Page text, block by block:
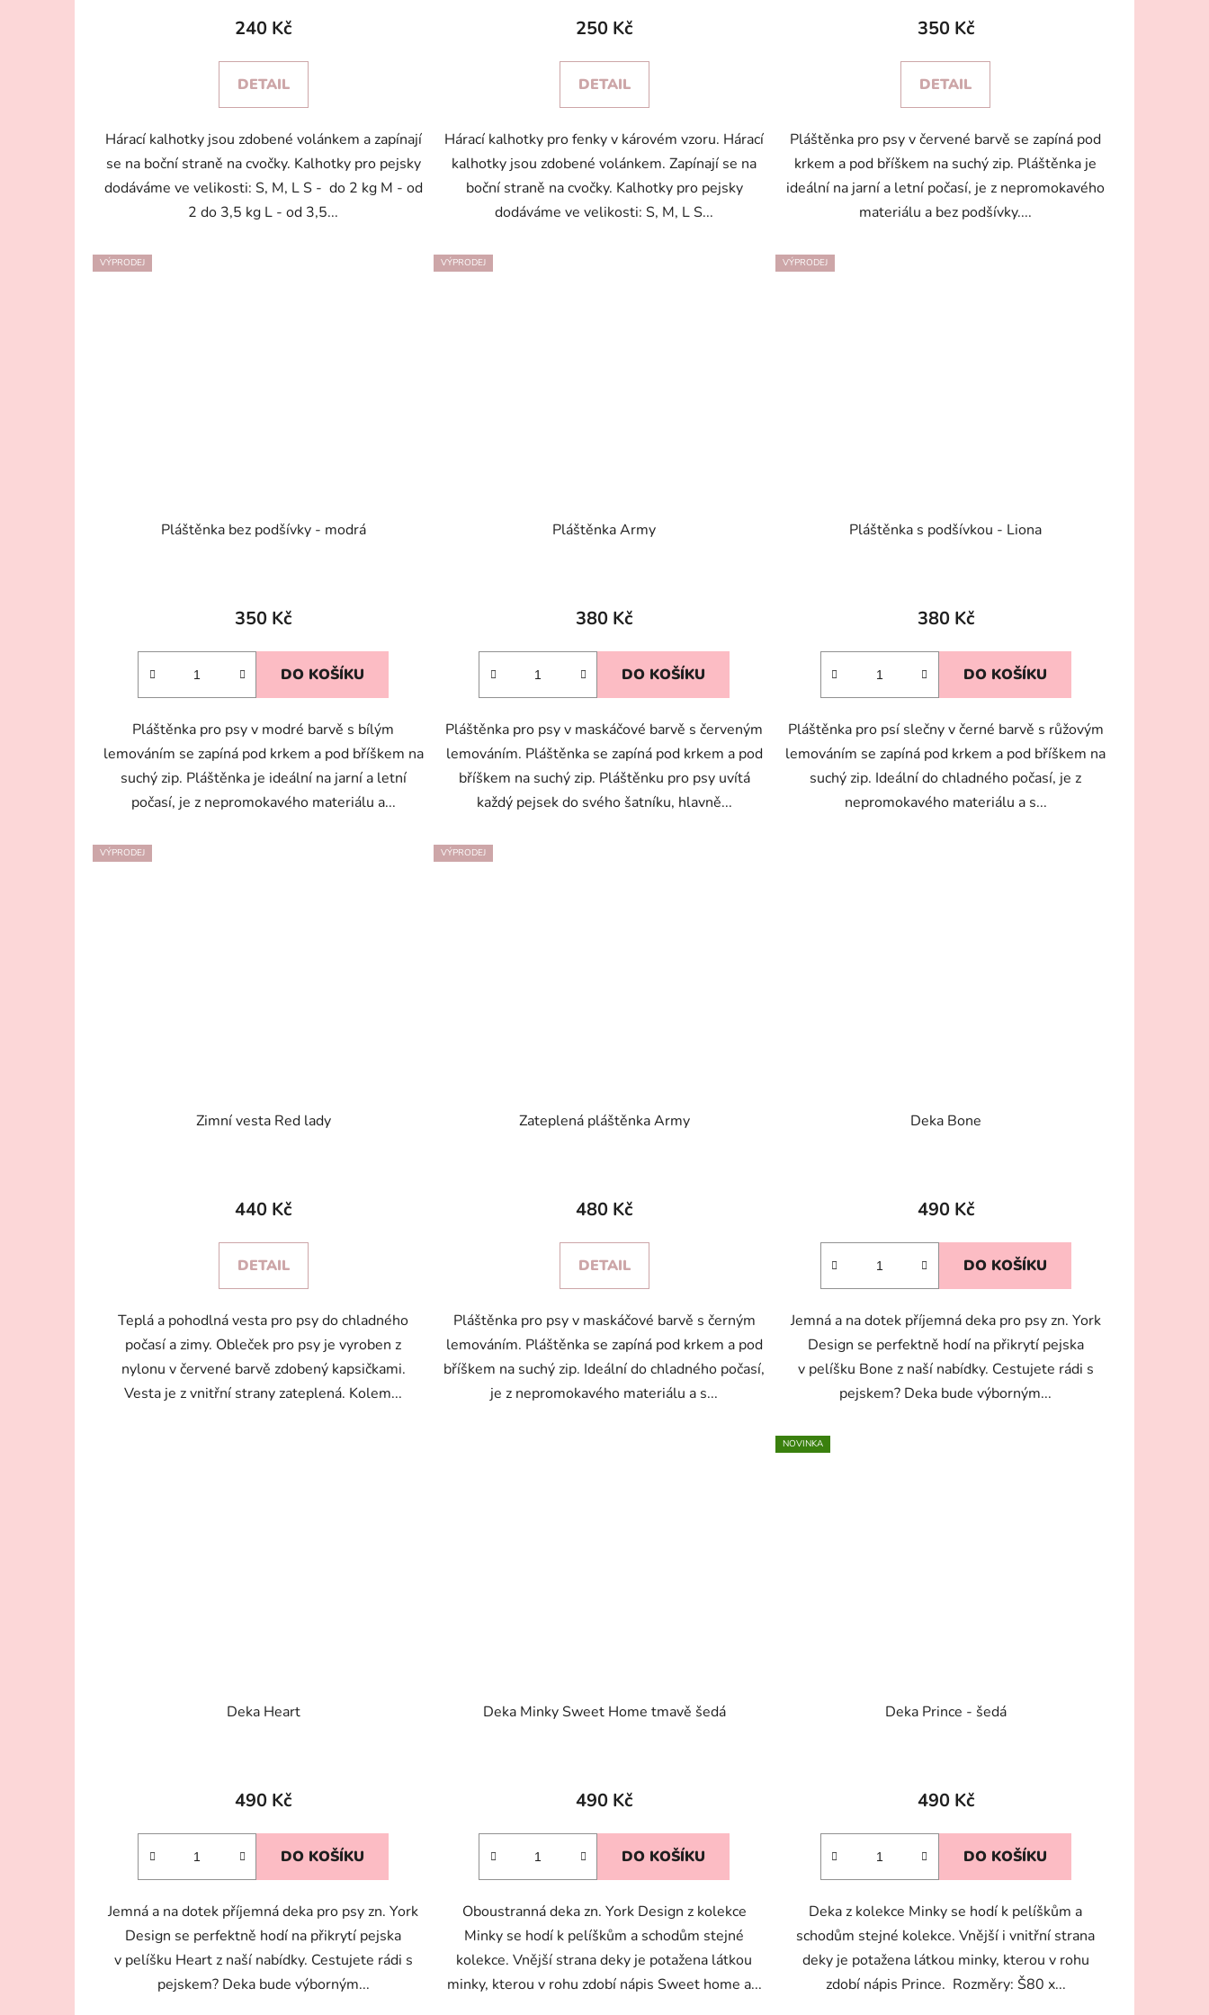
240 Kč
DETAIL
Hárací kalhotky jsou zdobené volánkem a zapínají
se na boční straně na cvočky. Kalhotky pro pejsky
dodáváme ve velikosti: S, M, L S - do 2 kg M - od
2 do 3,5 kg L - od 3,5...
250 Kč
DETAIL
Hárací kalhotky pro fenky v károvém vzoru. Hárací
kalhotky jsou zdobené volánkem. Zapínají se na
boční straně na cvočky. Kalhotky pro pejsky
dodáváme ve velikosti: S, M, L S...
350 Kč
DETAIL
Pláštěnka pro psy v červené barvě se zapíná pod
krkem a pod bříškem na suchý zip. Pláštěnka je
ideální na jarní a letní počasí, je z nepromokavého
materiálu a bez podšívky....
VÝPRODEJ
Pláštěnka bez podšívky - modrá
350 Kč
DO KOŠÍKU
Pláštěnka pro psy v modré barvě s bílým
lemováním se zapíná pod krkem a pod bříškem na
suchý zip. Pláštěnka je ideální na jarní a letní
počasí, je z nepromokavého materiálu a...
VÝPRODEJ
Pláštěnka Army
380 Kč
DO KOŠÍKU
Pláštěnka pro psy v maskáčové barvě s červeným
lemováním. Pláštěnka se zapíná pod krkem a pod
bříškem na suchý zip. Pláštěnku pro psy uvítá
každý pejsek do svého šatníku, hlavně...
VÝPRODEJ
Pláštěnka s podšívkou - Liona
380 Kč
DO KOŠÍKU
Pláštěnka pro psí slečny v černé barvě s růžovým
lemováním se zapíná pod krkem a pod bříškem na
suchý zip. Ideální do chladného počasí, je z
nepromokavého materiálu a s...
VÝPRODEJ
Zimní vesta Red lady
440 Kč
DETAIL
Teplá a pohodlná vesta pro psy do chladného
počasí a zimy. Obleček pro psy je vyroben z
nylonu v červené barvě zdobený kapsičkami.
Vesta je z vnitřní strany zateplená. Kolem...
VÝPRODEJ
Zateplená pláštěnka Army
480 Kč
DETAIL
Pláštěnka pro psy v maskáčové barvě s černým
lemováním. Pláštěnka se zapíná pod krkem a pod
bříškem na suchý zip. Ideální do chladného počasí,
je z nepromokavého materiálu a s...
Deka Bone
490 Kč
DO KOŠÍKU
Jemná a na dotek příjemná deka pro psy zn. York
Design se perfektně hodí na přikrytí pejska
v pelíšku Bone z naší nabídky. Cestujete rádi s
pejskem? Deka bude výborným...
Deka Heart
490 Kč
DO KOŠÍKU
Jemná a na dotek příjemná deka pro psy zn. York
Design se perfektně hodí na přikrytí pejska
v pelíšku Heart z naší nabídky. Cestujete rádi s
pejskem? Deka bude výborným...
Deka Minky Sweet Home tmavě šedá
490 Kč
DO KOŠÍKU
Oboustranná deka zn. York Design z kolekce
Minky se hodí k pelíškům a schodům stejné
kolekce. Vnější strana deky je potažena látkou
minky, kterou v rohu zdobí nápis Sweet home a...
NOVINKA
Deka Prince - šedá
490 Kč
DO KOŠÍKU
Deka z kolekce Minky se hodí k pelíškům a
schodům stejné kolekce. Vnější i vnitřní strana
deky je potažena látkou minky, kterou v rohu
zdobí nápis Prince. Rozměry: Š80 x...